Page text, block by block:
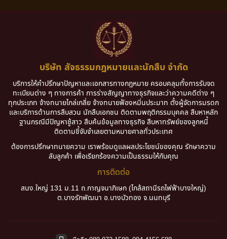
บริษัท สัจธรรมกฎหมายและนักสืบ จำกัด
บริการให้คำปรึกษาปัญหาและเอกสารทางกฎหมาย ครอบคลุมทั้งการรับจด
ทะเบียนต่าง ๆ ทางการค้า การร่างสัญญาทางธุรกิจและว่าความคดีต่าง ๆ
ทุกประเภท จ้างทนายไกล่เกลี่ย จ้างทนายฟ้องหมิ่นประมาท ตั้งผู้จัดการมรดก
และบริการด้านการสืบสวน นักสืบเอกชน ติดตามพฤติกรรมบุคคล สืบหาหลัก
ฐานกรณีมีปัญหาชู้สาว สืบค้นข้อมูลทางธุรกิจ สืบหาทรัพย์ของลูกหนี้
ติดตามชี้จับจำเลยตามหมายศาลทั่วประเทศ
ต้องการปรึกษาทนายความ เราพร้อมดูแลผลประโยชน์ของคุณ รักษาความ
ลับลูกค้า เพื่อเรียกร้องความเป็นธรรมให้กับคุณ
การติดต่อ
สนง.ใหญ่ 131 ม.11 ถ.กาญจนาภิเษก (ไกล้สถานีรถไฟฟ้าบางใหญ่)
ต.บางรักพัฒนา อ.บางบัวทอง จ.นนทบุรี